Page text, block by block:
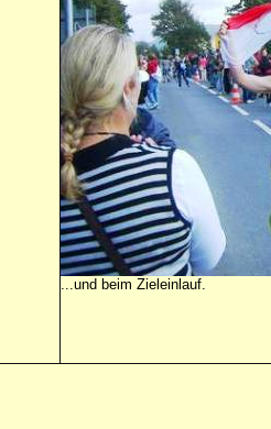
...und beim Zieleinlauf.